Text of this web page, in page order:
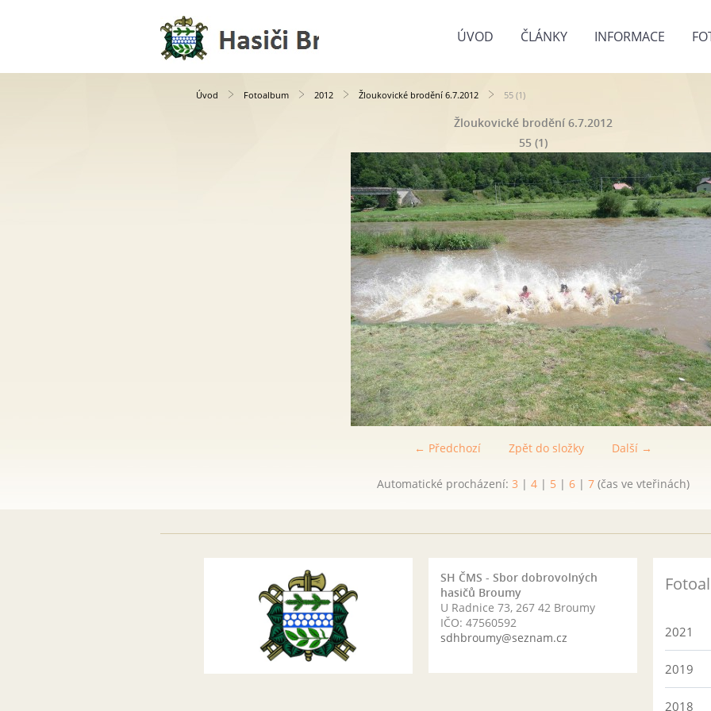
ÚVOD ČLÁNKY INFORMACE
Úvod Fotoalbum 2012 Žloukovické brodění 6.7.2012 55 (1)
Žloukovické brodění 6.7.2012
55 (1)
← Předchozí Další →
Zpět do složky
Automatické procházení: 3 | 4 | 5 | 6 | 7 (čas ve vteřinách)
SH ČMS - Sbor dobrovolných
hasičů Broumy
U Radnice 73, 267 42 Broumy
IČO: 47560592
sdhbroumy@seznam.cz
2021
2019
2018